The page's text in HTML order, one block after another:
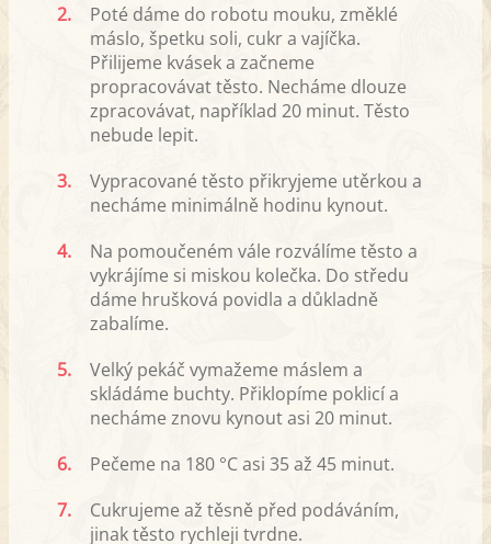
2.
Poté dáme do robotu mouku, změklé
máslo, špetku soli, cukr a vajíčka.
Přilijeme kvásek a začneme
propracovávat těsto. Necháme dlouze
zpracovávat, například 20 minut. Těsto
nebude lepit.
3.
Vypracované těsto přikryjeme utěrkou a
necháme minimálně hodinu kynout.
4.
Na pomoučeném vále rozválíme těsto a
vykrájíme si miskou kolečka. Do středu
dáme hrušková povidla a důkladně
zabalíme.
5.
Velký pekáč vymažeme máslem a
skládáme buchty. Přiklopíme poklicí a
necháme znovu kynout asi 20 minut.
6.
Pečeme na 180 °C asi 35 až 45 minut.
7.
Cukrujeme až těsně před podáváním,
jinak těsto rychleji tvrdne.